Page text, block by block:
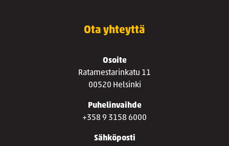
Ota yhteyttä
Osoite
Ratamestarinkatu 11
00520 Helsinki
Puhelinvaihde
+358 9 3158 6000
Sähköposti